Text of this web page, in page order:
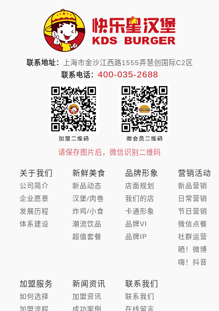
联系地址：
上海市金沙江西路1555弄慧创国际C2区
联系电话： 400-035-2688
请保存图片后，微信识别二维码
关于我们
公司简介
企业愿景
发展历程
体系建设
新鲜美食
新品动态
汉堡/肉卷
炸鸡/小食
潮流饮品
超值套餐
品牌形象
店面规划
我们的店
卡通形象
品牌VI
品牌IP
营销活动
新品营销
日常营销
节日营销
微信点餐
社群运营
晒！微博
嗨！抖音
加盟服务
如何选择
加盟流程
新闻资讯
加盟资讯
成功案例
联系我们
联系我们
在线留言